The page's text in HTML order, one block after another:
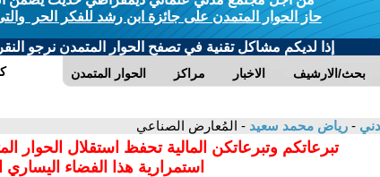
حاز الحوار المتمدن على جائزة ابن رشد للفكر الحر
إذا لديكم مشاكل تقنية في تصفح الحوار المتمدن نرجو
الحوار المتمدن مراكز الاخبار بحث/الارشيف
- رياض محمد سعيد - المُعارض الصناعي
تبرعاتكم وتبرعاتكن المالية تحفظ استقلال الحوار
استمرارية هذا الفضاء اليساري